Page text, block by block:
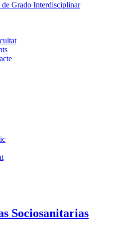
Grado Interdisciplinar
Sociosanitarias